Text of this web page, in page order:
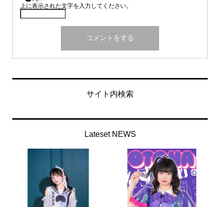
上に表示された文字を入力してください。
サイト内検索
Lateset NEWS